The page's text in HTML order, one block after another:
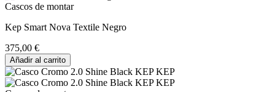
Cascos de montar
Kep Smart Nova Textile Negro
375,00 €
Añadir al carrito